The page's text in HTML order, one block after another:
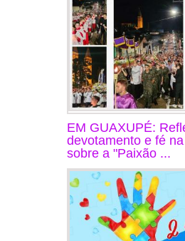
EM GUAXUPÉ:
devotamento e fé
sobre a "Paixão ...